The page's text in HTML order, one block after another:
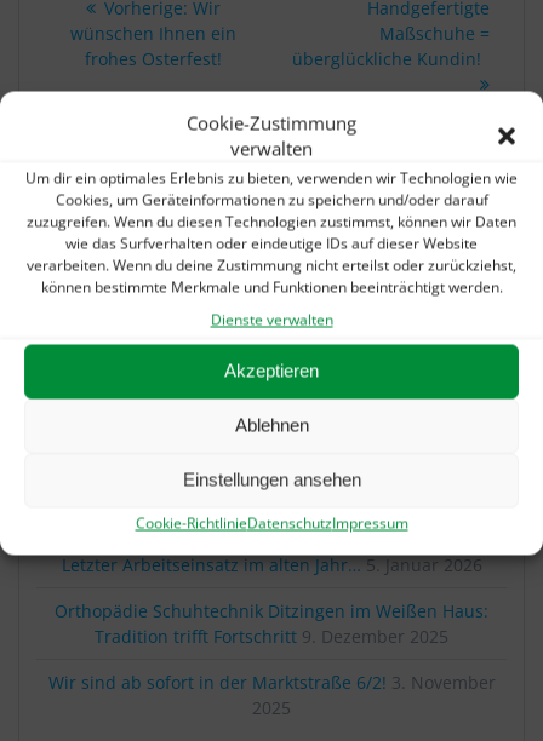
Cookie-Zustimmung
verwalten
Um dir ein optimales Erlebnis zu bieten, verwenden wir Technologien wie
Cookies, um Geräteinformationen zu speichern und/oder darauf
zuzugreifen. Wenn du diesen Technologien zustimmst, können wir Daten
wie das Surfverhalten oder eindeutige IDs auf dieser Website
verarbeiten. Wenn du deine Zustimmung nicht erteilst oder zurückziehst,
können bestimmte Merkmale und Funktionen beeinträchtigt werden.
Dienste verwalten
Akzeptieren
Ablehnen
Einstellungen ansehen
Cookie-RichtlinieDatenschutzImpressum
Vorherige: Vorheriger
Beitrag:
Wir
wünschen Ihnen ein
frohes Osterfest!
Handgefertigte
Maßschuhe =
überglückliche Kundin!
IHR SCHNELLKONTAKT:
Telefon: 07156 / 3070360
E-Mail:info@schuhtechnik-ditzingen.de
UNSERE AKTUELLEN MELDUNGEN:
Sommerurlaub? Gibts auch bei uns!
„Alarmstufe Rot“: Petition gegen Kürzungen in
Wieder nur 1 SPOT – dann geht es weiter!
2026
Letzter Arbeitseinsatz im alten Jahr… 5. Januar 2026
Orthopädie Schuhtechnik Ditzingen im Weißen Haus:
Tradition trifft Fortschritt 9. Dezember 2025
Wir sind ab sofort in der Marktstraße 6/2! 3. November
2025